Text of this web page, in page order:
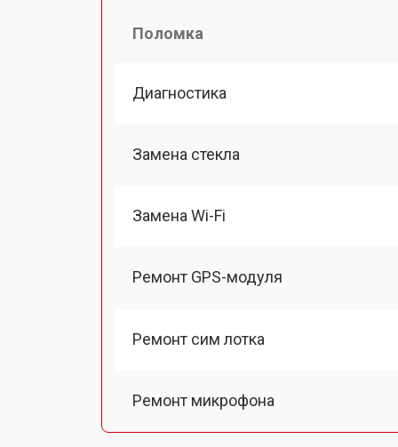
Поломка
Диагностика
Замена стекла
Замена Wi-Fi
Ремонт GPS-модуля
Ремонт сим лотка
Ремонт микрофона